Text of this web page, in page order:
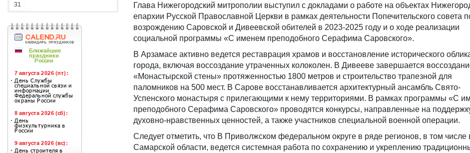
31
Глава Нижегородский митрополии выступил с докладами о работе на объектах
епархии Русской Православной Церкви в рамках деятельности Попечительского совета
возрождению Саровской и Дивеевской обителей в 2023-2025 году и о ходе реализации
социальной программы «С именем преподобного Серафима Саровского».
В Арзамасе активно ведется реставрация храмов и восстановление исторического
города, включая воссоздание утраченных колоколен. В Дивееве завершается
«Монастырской стены» протяженностью 1800 метров и строительство трапезной для
паломников на 500 мест. В Сарове восстанавливается архитектурный ансамбль Свято-
Успенского монастыря с прилегающими к нему территориями. В рамках программы «С
преподобного Серафима Саровского» проводятся конкурсы, направленные на
духовно-нравственных ценностей, а также участников специальной военной операции.
Следует отметить, что В Приволжском федеральном округе в ряде регионов, в том числе
Самарской области, ведется системная работа по сохранению и укреплению